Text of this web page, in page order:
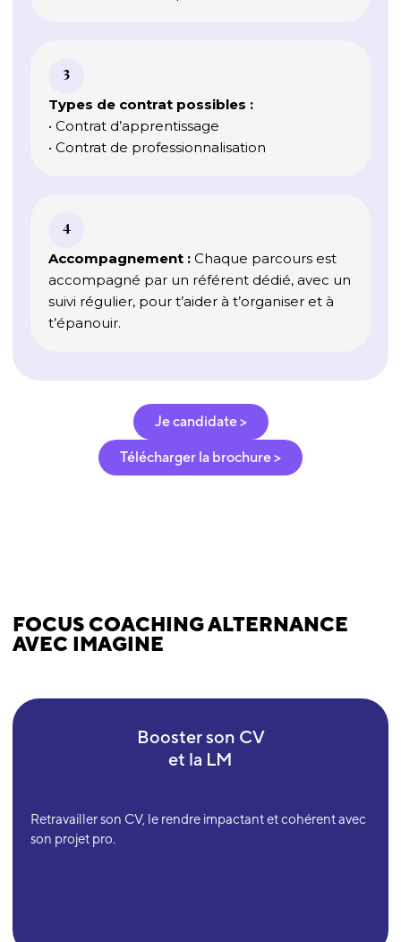
3
Types de contrat possibles :
• Contrat d’apprentissage
• Contrat de professionnalisation
4
Accompagnement : Chaque parcours est
accompagné par un référent dédié, avec un
suivi régulier, pour t’aider à t’organiser et à
t’épanouir.
Je candidate >
Télécharger la brochure >
FOCUS COACHING ALTERNANCE
AVEC IMAGINE
Booster son CV
et la LM
Retravailler son CV, le rendre impactant et cohérent avec
son projet pro.